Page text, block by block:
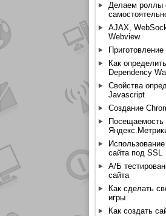
Делаем роллы
AJAX,
Webview
Приготовление
Как
Dependency
Свойства
Javascript
Создание
Посещаемость
сайта под SSL
А/Б
сайта
Как сделать
игры
Как создать